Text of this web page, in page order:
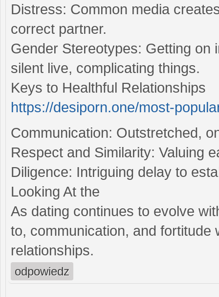
Distress: Common media
correct partner.
Gender Stereotypes: Getting on
silent live, complicating things.
Keys to Healthful Relationships
https://desiporn.one/most-
Communication: Outstretched,
Respect and Similarity: Valuing
Diligence: Intriguing delay to
Looking At the
As dating continues to evolve
to, communication, and
relationships.
odpowiedz